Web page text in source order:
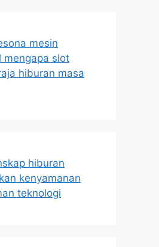
mesin
mengapa slot
hiburan masa
hiburan
kenyamanan
teknologi